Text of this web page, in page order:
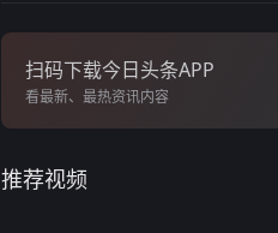
扫码下载今日头条APP
看最新、最热资讯内容
推荐视频